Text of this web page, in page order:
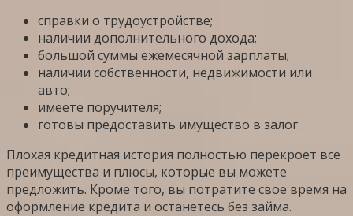
справки о трудоустройстве;
наличии дополнительного дохода;
большой суммы ежемесячной зарплаты;
наличии собственности, недвижимости или
авто;
имеете поручителя;
готовы предоставить имущество в залог.
Плохая кредитная история полностью перекроет все
преимущества и плюсы, которые вы можете
предложить. Кроме того, вы потратите свое время на
оформление кредита и останетесь без займа.